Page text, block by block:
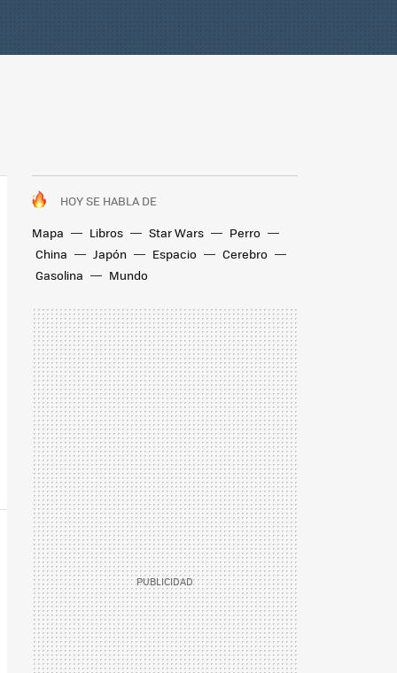
HOY SE HABLA DE
Mapa
Libros Star Wars
Perro
China
Japón Espacio
Cerebro
Gasolina
Mundo